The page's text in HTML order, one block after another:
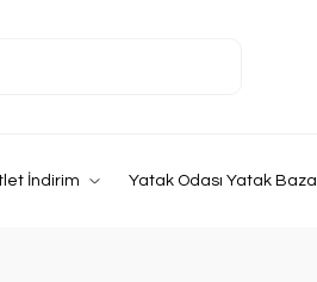
İndirim Yatak Odası Yatak Baza